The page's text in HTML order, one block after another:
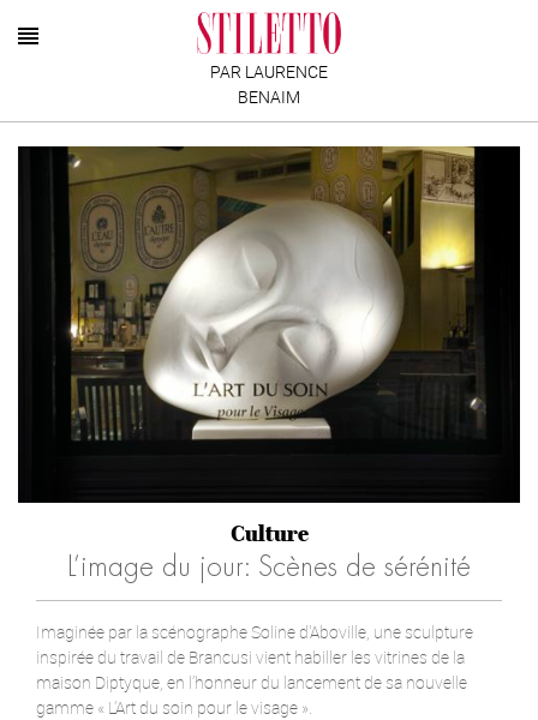
PAR LAURENCE
BENAIM
Culture
L’image du jour: Scènes de sérénité
Imaginée par la scénographe Soline d'Aboville, une sculpture
inspirée du travail de Brancusi vient habiller les vitrines de la
maison Diptyque, en l’honneur du lancement de sa nouvelle
gamme « L’Art du soin pour le visage ».